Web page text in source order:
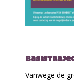
Vanwege de